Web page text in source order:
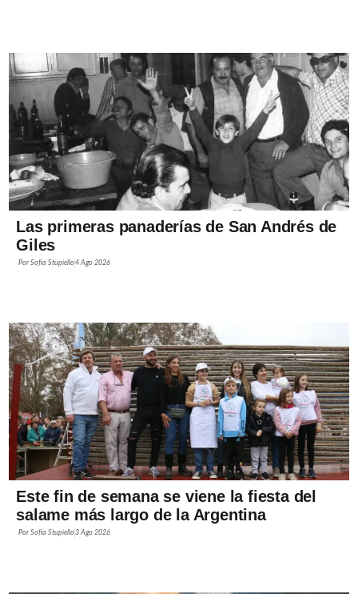
Las primeras panaderías de San Andrés de
Giles
PorSofía Stupiello4 Ago 2026
Este fin de semana se viene la fiesta del
salame más largo de la Argentina
PorSofía Stupiello3 Ago 2026